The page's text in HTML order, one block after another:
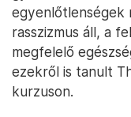
egyenlőtlenségek
rasszizmus áll, a
megfelelő
ezekről is tanult
kurzuson.